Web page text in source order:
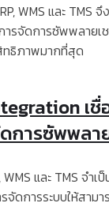
WMS และ TMS
ารจัดการซัพพลายเ
ทธิภาพมากที่สุด
เชื่
การซัพพลา
และ TMS จำเ
จัดการระบบให้สาม